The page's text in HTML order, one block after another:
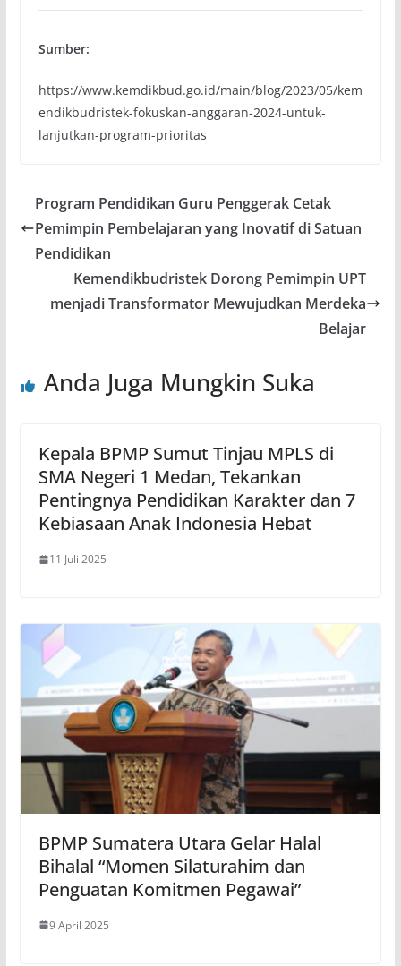
Sumber:
https://www.kemdikbud.go.id/main/blog/2023/05/kem
endikbudristek-fokuskan-anggaran-2024-untuk-
lanjutkan-program-prioritas
Program Pendidikan Guru Penggerak Cetak
Pemimpin Pembelajaran yang Inovatif di Satuan
Pendidikan
Kemendikbudristek Dorong Pemimpin UPT
menjadi Transformator Mewujudkan Merdeka
Belajar
Anda Juga Mungkin Suka
Kepala BPMP Sumut Tinjau MPLS di
SMA Negeri 1 Medan, Tekankan
Pentingnya Pendidikan Karakter dan 7
Kebiasaan Anak Indonesia Hebat
11 Juli 2025
BPMP Sumatera Utara Gelar Halal
Bihalal “Momen Silaturahim dan
Penguatan Komitmen Pegawai”
9 April 2025